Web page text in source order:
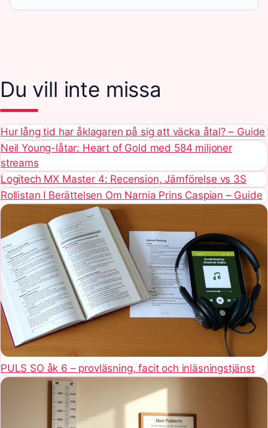
Du vill inte missa
Hur lång tid har åklagaren på sig att väcka åtal? – Guide
Neil Young-låtar: Heart of Gold med 584 miljoner
streams
Logitech MX Master 4: Recension, Jämförelse vs 3S
Rollistan I Berättelsen Om Narnia Prins Caspian – Guide
PULS SO åk 6 – provläsning, facit och inläsningstjänst